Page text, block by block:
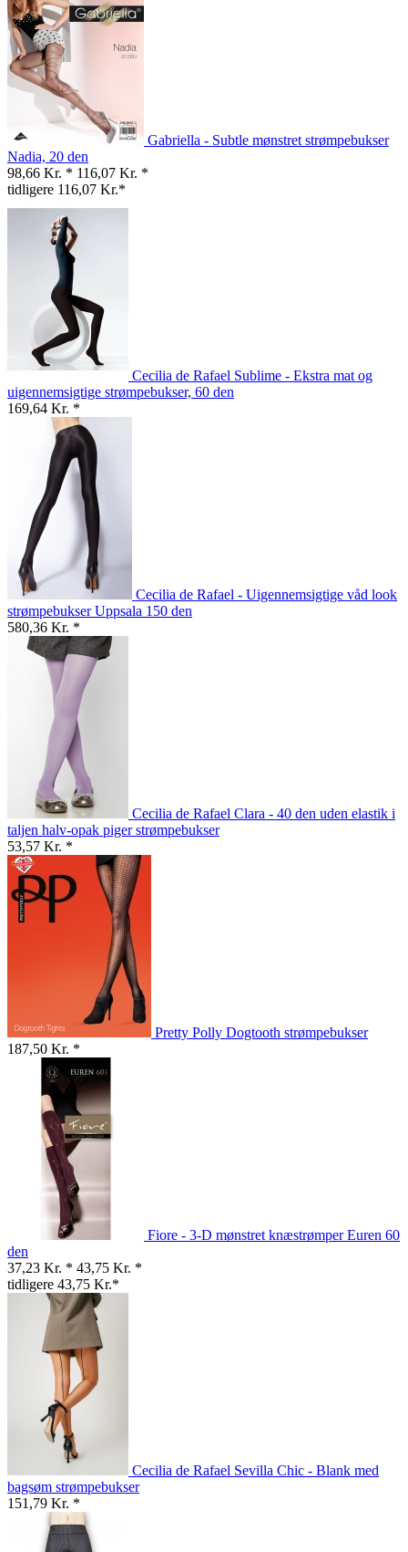
Gabriella - Subtle mønstret strømpebukser
Nadia, 20 den
98,66 Kr. * 116,07 Kr. *
tidligere 116,07 Kr.*
Cecilia de Rafael Sublime - Ekstra mat og
uigennemsigtige strømpebukser, 60 den
169,64 Kr. *
Cecilia de Rafael - Uigennemsigtige våd look
strømpebukser Uppsala 150 den
580,36 Kr. *
Cecilia de Rafael Clara - 40 den uden elastik i
taljen halv-opak piger strømpebukser
53,57 Kr. *
Pretty Polly Dogtooth strømpebukser
187,50 Kr. *
Fiore - 3-D mønstret knæstrømper Euren 60
den
37,23 Kr. * 43,75 Kr. *
tidligere 43,75 Kr.*
Cecilia de Rafael Sevilla Chic - Blank med
bagsøm strømpebukser
151,79 Kr. *